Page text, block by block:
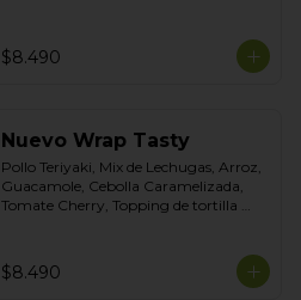
Cilantro y Tasty
$8.490
Nuevo Wrap Tasty
Pollo Teriyaki, Mix de Lechugas, Arroz,
Guacamole, Cebolla Caramelizada,
Tomate Cherry, Topping de tortilla
$8.490